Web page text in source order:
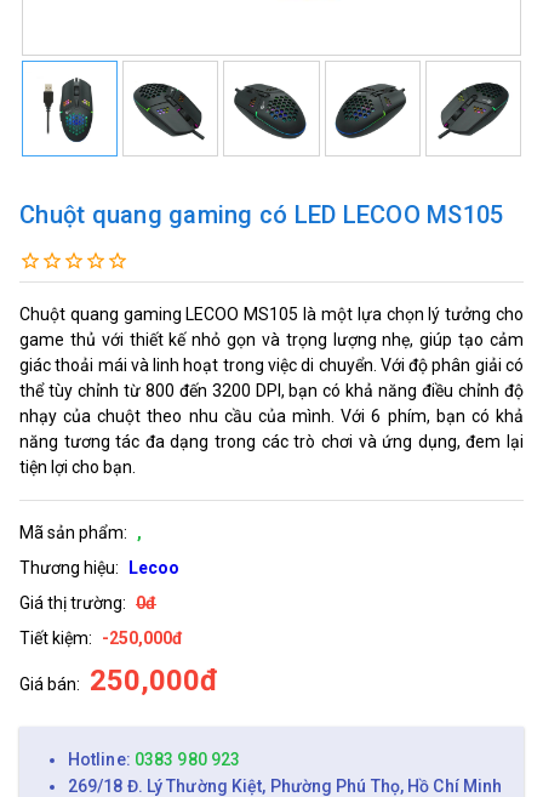
Chuột quang gaming có LED LECOO MS105
Chuột quang gaming LECOO MS105 là một lựa chọn lý tưởng cho
game thủ với thiết kế nhỏ gọn và trọng lượng nhẹ, giúp tạo cảm
giác thoải mái và linh hoạt trong việc di chuyển. Với độ phân giải có
thể tùy chỉnh từ 800 đến 3200 DPI, bạn có khả năng điều chỉnh độ
nhạy của chuột theo nhu cầu của mình. Với 6 phím, bạn có khả
năng tương tác đa dạng trong các trò chơi và ứng dụng, đem lại
tiện lợi cho bạn.
Mã sản phẩm:
,
Thương hiệu:
Lecoo
Giá thị trường: 0đ
Tiết kiệm:
-250,000đ
Giá bán: 250,000đ
Hotline: 0383 980 923
269/18 Đ. Lý Thường Kiệt, Phường Phú Thọ, Hồ Chí Minh